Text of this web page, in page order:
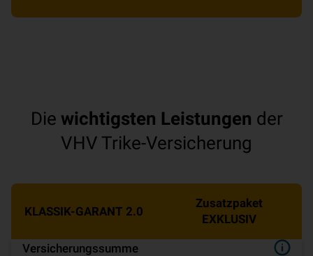
Die wichtigsten Leistungen der
VHV Trike-Versicherung
KLASSIK-GARANT 2.0
Zusatzpaket
EXKLUSIV
Versicherungssumme